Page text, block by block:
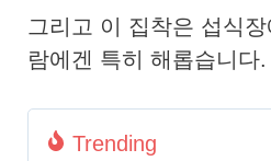
그리고 이 집착은 섭식
람에겐 특히 해롭습니다.
Trending